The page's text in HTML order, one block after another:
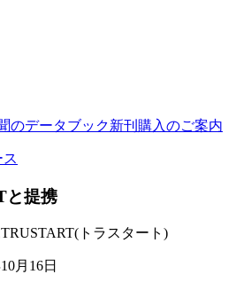
のデータブック新刊購入のご案内
と提携
トラスタート)
月16日